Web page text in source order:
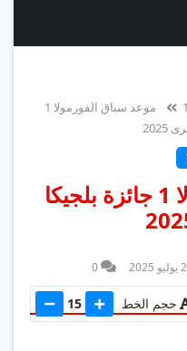
موعد سباق الفورمولا 1
موعد سباق الفورمولا 1 جائزة بلجيكا
0
حجم الخط 15